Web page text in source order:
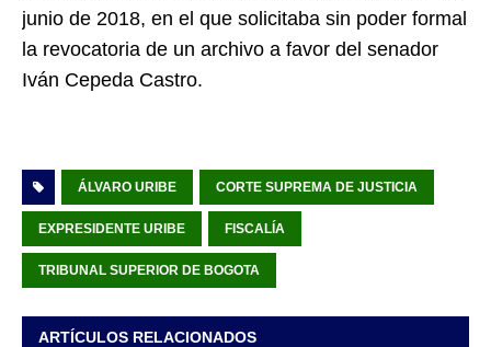
junio de 2018, en el que solicitaba sin poder formal
la revocatoria de un archivo a favor del senador
Iván Cepeda Castro.
ÁLVARO URIBE CORTE SUPREMA DE JUSTICIA
EXPRESIDENTE URIBE FISCALÍA
TRIBUNAL SUPERIOR DE BOGOTA
ARTÍCULOS RELACIONADOS